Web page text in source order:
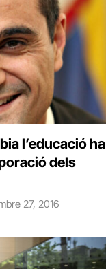
l’educació ha
dels
27, 2016